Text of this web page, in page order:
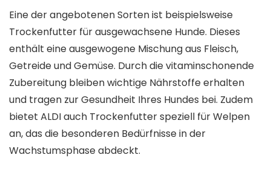
Eine der angebotenen Sorten ist beispielsweise
Trockenfutter für ausgewachsene Hunde. Dieses
enthält eine ausgewogene Mischung aus Fleisch,
Getreide und Gemüse. Durch die vitaminschonende
Zubereitung bleiben wichtige Nährstoffe erhalten
und tragen zur Gesundheit Ihres Hundes bei. Zudem
bietet ALDI auch Trockenfutter speziell für Welpen
an, das die besonderen Bedürfnisse in der
Wachstumsphase abdeckt.